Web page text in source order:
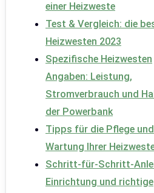
einer Heizweste
Test & Vergleich: die
Heizwesten 2023
Spezifische Heizwesten
Angaben: Leistung,
Stromverbrauch und
der Powerbank
Tipps für die Pflege und
Wartung Ihrer
Schritt-für-Schritt-
Einrichtung und richtige